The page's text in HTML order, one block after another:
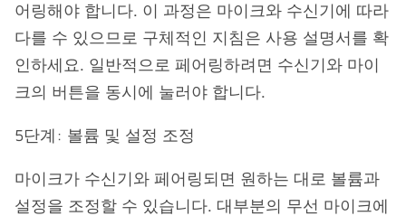
어링해야 합니다. 이 과정은 마이크와 수신기에 따라
다를 수 있으므로 구체적인 지침은 사용 설명서를 확
인하세요. 일반적으로 페어링하려면 수신기와 마이
크의 버튼을 동시에 눌러야 합니다.
5단계: 볼륨 및 설정 조정
마이크가 수신기와 페어링되면 원하는 대로 볼륨과
설정을 조정할 수 있습니다. 대부분의 무선 마이크에